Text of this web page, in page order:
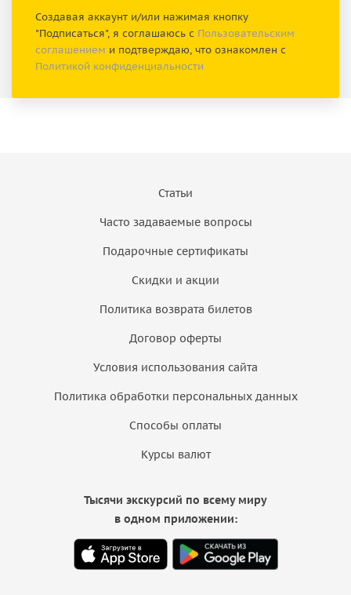
Создавая аккаунт и/или нажимая кнопку
"Подписаться", я соглашаюсь с Пользовательским
соглашением и подтверждаю, что ознакомлен с
Политикой конфиденциальности
Статьи
Часто задаваемые вопросы
Подарочные сертификаты
Скидки и акции
Политика возврата билетов
Договор оферты
Условия использования сайта
Политика обработки персональных данных
Способы оплаты
Курсы валют
Тысячи экскурсий по всему миру
в одном приложении: